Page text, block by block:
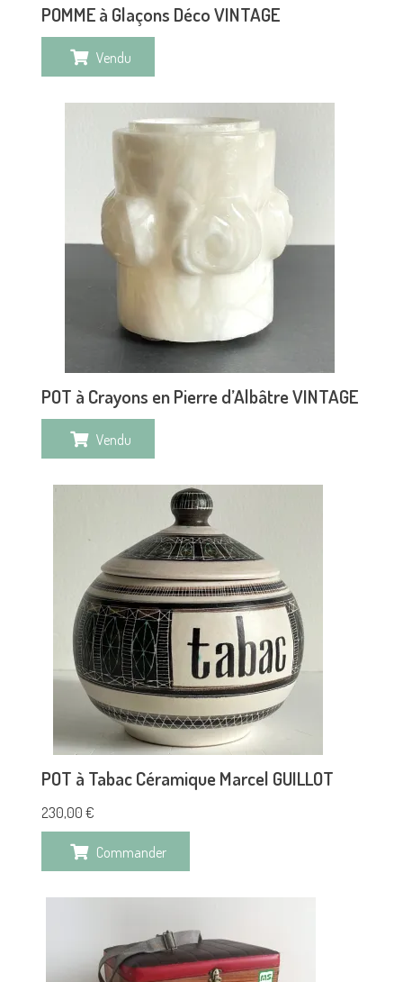
POMME à Glaçons Déco VINTAGE
Vendu
POT à Crayons en Pierre d’Albâtre VINTAGE
Vendu
POT à Tabac Céramique Marcel GUILLOT
230,00 €
Commander